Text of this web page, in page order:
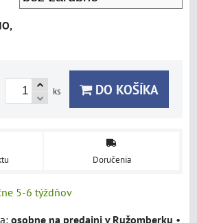
ks DO KOŠÍKA
Doručenia
5-6 týždňov
osobne na predajni v Ružomberku •